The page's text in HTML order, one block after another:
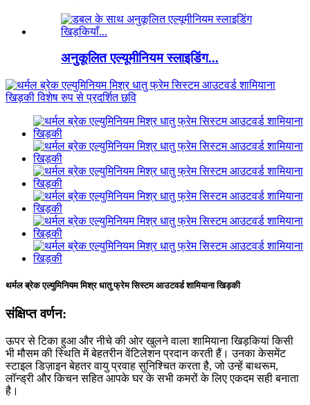
अनुकूलित एल्यूमीनियम स्लाइडिंग...
थर्मल ब्रेक एल्युमिनियम मिश्र धातु फ्रेम सिस्टम आउटवर्ड शामियाना खिड़की
संक्षिप्त वर्णन:
ऊपर से टिका हुआ और नीचे की ओर खुलने वाला शामियाना खिड़कियां किसी
भी मौसम की स्थिति में बेहतरीन वेंटिलेशन प्रदान करती हैं। उनका केसमेंट
स्टाइल डिज़ाइन बेहतर वायु प्रवाह सुनिश्चित करता है, जो उन्हें बाथरूम,
लॉन्ड्री और किचन सहित आपके घर के सभी कमरों के लिए एकदम सही बनाता
है।